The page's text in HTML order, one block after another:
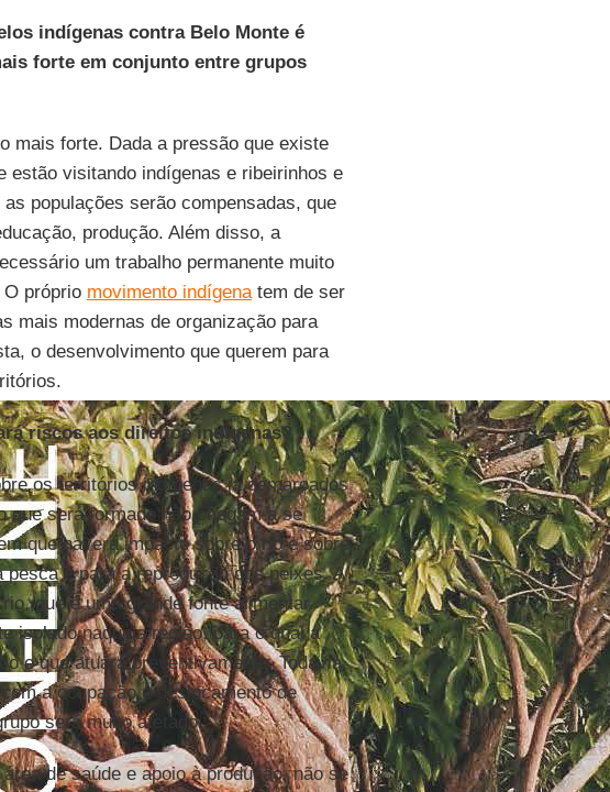
indígenas contra Belo Monte é
forte em conjunto entre grupos
mais forte. Dada a pressão que existe
estão visitando indígenas e ribeirinhos e
populações serão compensadas, que
produção. Além disso, a
um trabalho permanente muito
próprio movimento indígenatem de ser
mais modernas de organização para
o desenvolvimento que querem para
riscos aos direitos indígenas?
os territórios indígenas já demarcados
que será formado não chegam a se
que haverá impacto sobre o rio e sobre
e para a reprodução dos peixes. A
que é uma grande fonte alimentar.
isolado naquela região, para o qual a
e que atuará preventivamente. Todavia,
a ocupação e deslocamento de
será muito afetado.
de saúde e apoio à produção, não se